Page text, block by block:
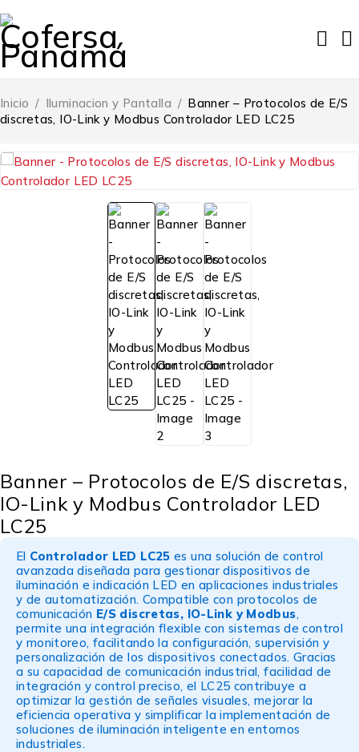
Inicio / Iluminacion y Pantalla / Banner – Protocolos de E/S
discretas, IO-Link y Modbus Controlador LED LC25
Banner – Protocolos de E/S discretas,
IO-Link y Modbus Controlador LED
LC25
El Controlador LED LC25 es una solución de control
avanzada diseñada para gestionar dispositivos de
iluminación e indicación LED en aplicaciones industriales
y de automatización. Compatible con protocolos de
comunicación E/S discretas, IO-Link y Modbus,
permite una integración flexible con sistemas de control
y monitoreo, facilitando la configuración, supervisión y
personalización de los dispositivos conectados. Gracias
a su capacidad de comunicación industrial, facilidad de
integración y control preciso, el LC25 contribuye a
optimizar la gestión de señales visuales, mejorar la
eficiencia operativa y simplificar la implementación de
soluciones de iluminación inteligente en entornos
industriales.